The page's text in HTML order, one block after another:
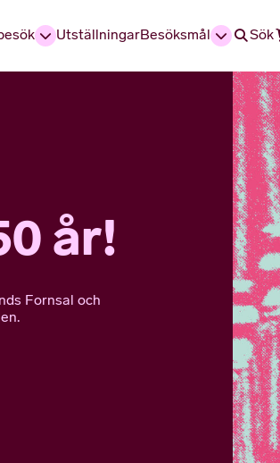
UtställningarBesöksmål Sök
år!
Fornsal och